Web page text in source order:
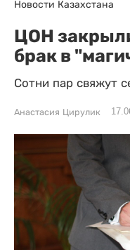
Новости Казахстана
ЦОН
брак в
Сотни пар свяжут
Анастасия Цирулик